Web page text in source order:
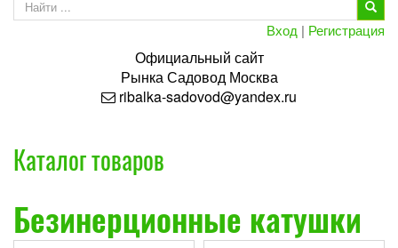
Вход | Регистрация
Официальный сайт
РынкаСадовод Москва
ribalka-sadovod@yandex.ru
Каталог товаров
Безинерционные катушки